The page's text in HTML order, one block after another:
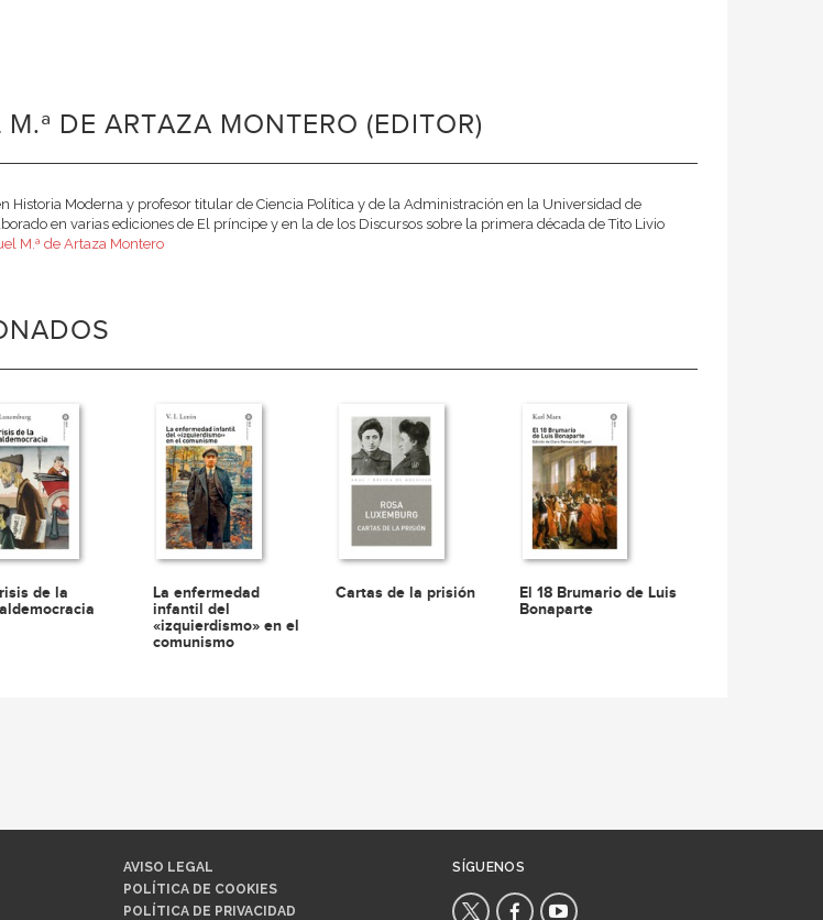
DE ARTAZA MONTERO (EDITOR)
Historia Moderna y profesor titular de Ciencia Política y de la Administración en la Universidad de
en varias ediciones de El príncipe y en la de los Discursos sobre la primera década de Tito Livio
M.ª de Artaza Montero
de la
La enfermedad
infantil del
«izquierdismo» en el
comunismo
Cartas de la prisión
El 18 Brumario de Luis
Bonaparte
AVISO LEGAL
POLÍTICA DE COOKIES
POLÍTICA DE PRIVACIDAD
SÍGUENOS